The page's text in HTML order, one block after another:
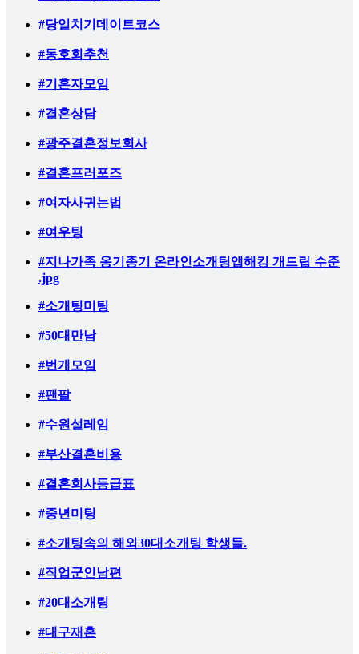
#당일치기데이트코스
#동호회추천
#기혼자모임
#결혼상담
#광주결혼정보회사
#결혼프러포즈
#여자사귀는법
#여우팅
#지나가족 옹기종기 온라인소개팅앱해킹 개드립 수준
.jpg
#소개팅미팅
#50대만남
#번개모임
#팬팔
#수원설레임
#부산결혼비용
#결혼회사등급표
#중년미팅
#소개팅속의 해외30대소개팅 학생들.
#직업군인남편
#20대소개팅
#대구재혼